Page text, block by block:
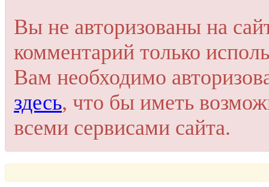
Вы не авторизованы на
комментарий только
Вам необходимо
здесь, что бы иметь
всеми сервисами сайта.